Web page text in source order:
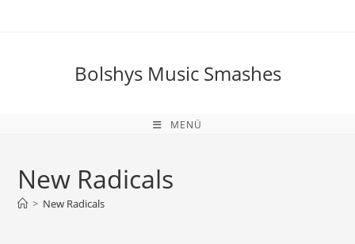
Bolshys Music Smashes
MENÜ
New Radicals
> New Radicals